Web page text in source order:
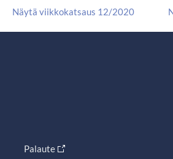
Näytä viikkokatsaus 12/2020
Palaute